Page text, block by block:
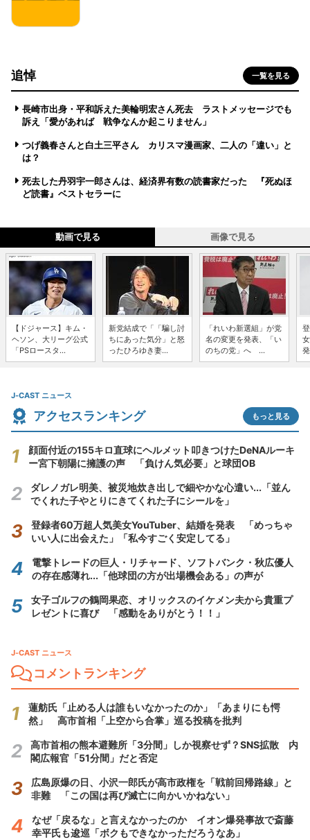
追悼 一覧を見る
長崎市出身・平和訴えた美輪明宏さん死去 ラストメッセージでも
訴え「愛があれば 戦争なんか起こりません」
つげ義春さんと白土三平さん カリスマ漫画家、二人の「違い」と
は？
死去した丹羽宇一郎さんは、経済界有数の読書家だった 『死ぬほ
ど読書』ベストセラーに
動画で見る 画像で見る
【ドジャース】キム・
ヘソン、大リーグ公式
「PSロースタ...
新党結成で「「騙し討
ちにあった気分」と怒
ったひろゆき妻...
「れいわ新選組」が党
名の変更を発表、「い
のちの党」へ ...
J-CAST ニュース
アクセスランキング もっと見る
顔面付近の155キロ直球にヘルメット叩きつけたDeNAルーキ
ー宮下朝陽に擁護の声 「負けん気必要」と球団OB
ダレノガレ明美、被災地炊き出しで細やかな心遣い...「並ん
でくれた子やとりにきてくれた子にシールを」
登録者60万超人気美女YouTuber、結婚を発表 「めっちゃ
いい人に出会えた」「私今すごく安定してる」
電撃トレードの巨人・リチャード、ソフトバンク・秋広優人
の存在感薄れ...「他球団の方が出場機会ある」の声が
女子ゴルフの鶴岡果恋、オリックスのイケメン夫から貴重プ
レゼントに喜び 「感動をありがとう！！」
J-CAST ニュース
コメントランキング
蓮舫氏「止める人は誰もいなかったのか」「あまりにも愕
然」 高市首相「上空から合掌」巡る投稿を批判
高市首相の熊本避難所「3分間」しか視察せず？SNS拡散 内
閣広報官「51分間」だと否定
広島原爆の日、小沢一郎氏が高市政権を「戦前回帰路線」と
非難 「この国は再び滅亡に向かいかねない」
なぜ「戻るな」と言えなかったのか イオン爆発事故で斎藤
幸平氏も逡巡「ボクもできなかっただろうなあ」